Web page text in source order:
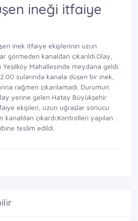
ineği itfaiye
inek itfaiye ekiplerinin uzun
görmeden kanaldan çıkarıldı.Olay,
Yeşilköy Mahallesinde meydana geldi.
sularında kanala düşen bir inek,
rağmen çıkarılamadı. Durumun
yerine gelen Hatay Büyükşehir
ekipleri, uzun uğraşlar sonucu
çıkardı.Kontrolleri yapılan
teslim edildi.